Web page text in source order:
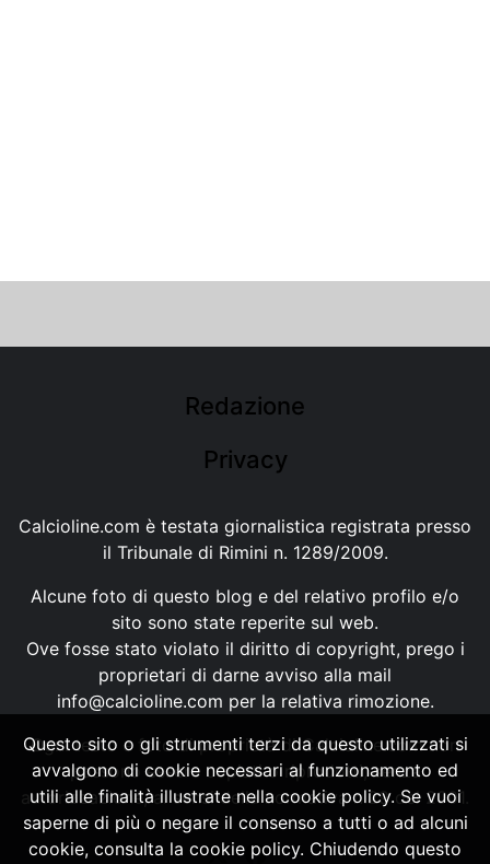
Redazione
Privacy
Calcioline.com è testata giornalistica registrata presso
il Tribunale di Rimini n. 1289/2009.
Alcune foto di questo blog e del relativo profilo e/o
sito sono state reperite sul web.
Ove fosse stato violato il diritto di copyright, prego i
proprietari di darne avviso alla mail
info@calcioline.com per la relativa rimozione.
Ogni testo e foto di proprietà di Calcioline.com non
possono essere copiati o riprodotti, senza
autorizzazione, ai sensi della normativa n.29 del 2001.
Questo sito o gli strumenti terzi da questo utilizzati si
avvalgono di cookie necessari al funzionamento ed
utili alle finalità illustrate nella cookie policy. Se vuoi
saperne di più o negare il consenso a tutti o ad alcuni
cookie, consulta la cookie policy. Chiudendo questo